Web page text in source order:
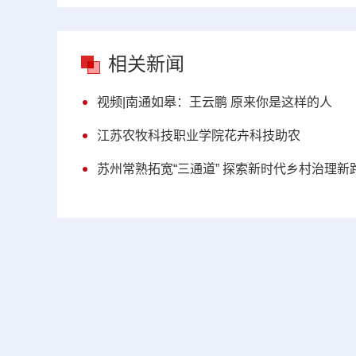
相关新闻
视频|南通如皋：王云鹏 原来你是这样的人
江苏农牧科技职业学院花卉科技助农
苏州常熟拓宽“三通道” 探索新时代乡村治理新